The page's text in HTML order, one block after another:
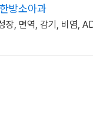
방소아과
장, 면역, 감기, 비염,